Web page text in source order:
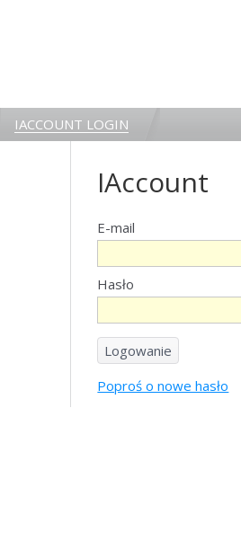
IACCOUNT LOGIN
IAccount
E-mail
Hasło
Poproś o nowe hasło